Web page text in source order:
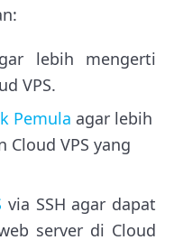
lebih mengerti
VPS.
Pemula agar lebih
VPS yang
via SSH agar dapat
server di Cloud